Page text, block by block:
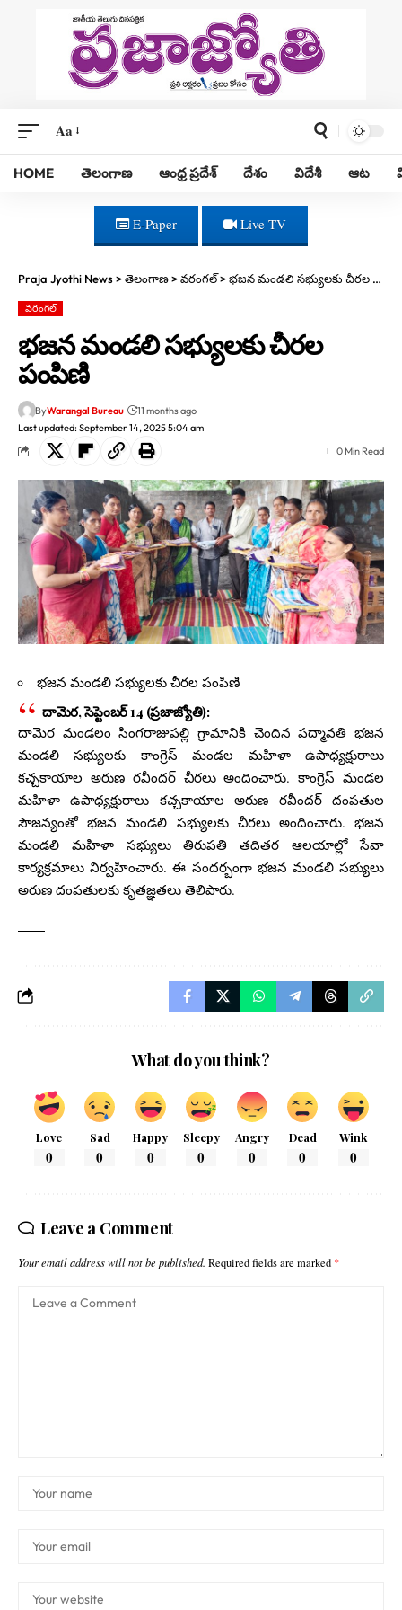
Aa
HOME తెలంగాణ ఆంధ్ర ప్రదేశ్ దేశం విదేశీ ఆట
E-Paper Live TV
Praja Jyothi News>తెలంగాణ>వరంగల్>భజన మండలి సభ్యులకు చీరల పంపిణి
వరంగల్
భజన మండలి సభ్యులకు చీరల
పంపిణి
Last updated: September 14, 2025 5:04 am
ByWarangal Bureau 11 months ago
0 Min Read
భజన మండలి సభ్యులకు చీరల పంపిణి
దామెర, సెప్టెంబర్ 14 (ప్రజాజ్యోతి):
దామెర మండలం సింగరాజుపల్లి గ్రామానికి చెందిన పద్మావతి భజన
మండలి సభ్యులకు కాంగ్రెస్ మండల మహిళా ఉపాధ్యక్షురాలు
కచ్చకాయాల అరుణ రవీందర్ చీరలు అందించారు. కాంగ్రెస్ మండల
మహిళా ఉపాధ్యక్షురాలు కచ్చకాయాల అరుణ రవీందర్ దంపతుల
సౌజన్యంతో భజన మండలి సభ్యులకు చీరలు అందించారు. భజన
మండలి మహిళా సభ్యులు తిరుపతి తదితర ఆలయాల్లో సేవా
కార్యక్రమాలు నిర్వహించారు. ఈ సందర్బంగా భజన మండలి సభ్యులు
అరుణ దంపతులకు కృతజ్ఞతలు తెలిపారు.
What do you think?
Love
0
Sad
0
Happy
0
Sleepy
0
Angry
0
Dead
0
Wink
0
Leave a Comment
Your email address will not be published. Required fields are marked *